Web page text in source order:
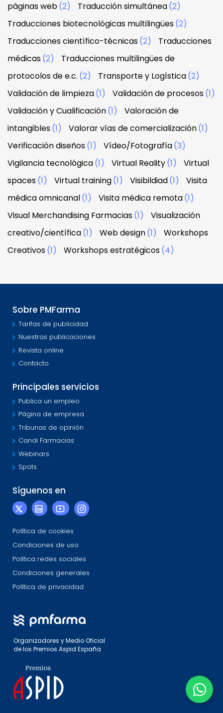
páginas web(2) Traducción simultánea(2)
Traducciones biotecnológicas multilingües(2)
Traducciones científico-técnicas(2)
Traducciones
médicas(2)
Traducciones multilingües de
protocolos de e.c. (2) Transporte y Logística(2)
Validación de limpieza(1) Validación de procesos(1)
Validación y Cualificación(1)
Valoración de
intangibles(1) Valorar vías de comercialización(1)
Verificación diseños(1) Vídeo/Fotografía(3)
Vigilancia tecnológica(1) Virtual Reality(1)
Virtual
spaces(1) Virtual training(1) Visibildiad(1)
Visita
médica omnicanal(1) Visita médica remota(1)
Visual Merchandising Farmacias(1)
Visualización
creativo/científica(1) Web design(1)
Workshops
Creativos(1) Workshops estratégicos(4)
Sobre PMFarma
Tarifas de publicidad
Nuestras publicaciones
Revista online
Contacto
Principales servicios
Publica un empleo
Página de empresa
Tribunas de opinión
Canal Farmacias
Webinars
Spots
Síguenos en
Política de cookies
Condiciones de uso
Política redes sociales
Condiciones generales
Política de privacidad
Organizadores y Medio Oficial
de los Premios Aspid España